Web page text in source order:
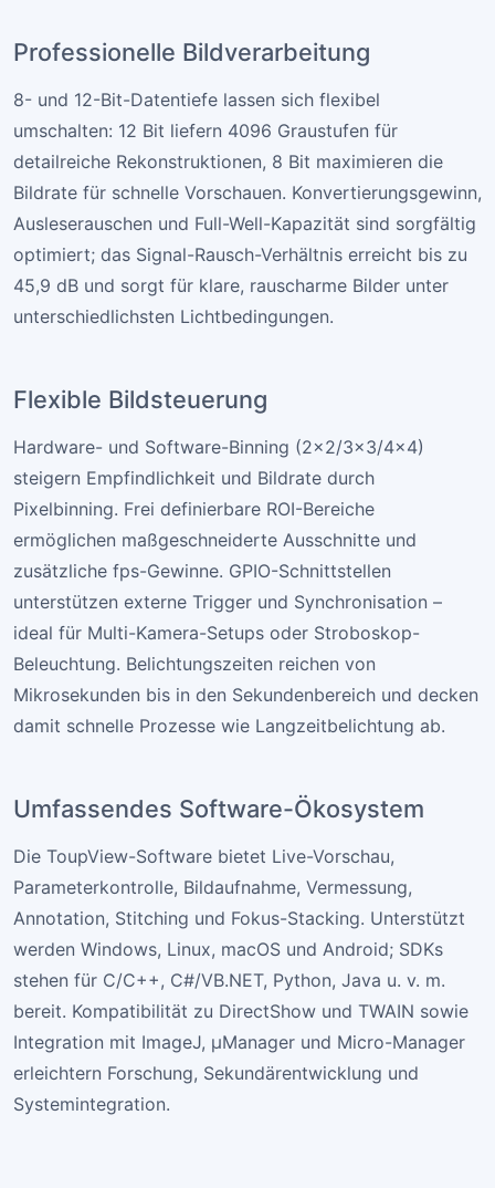
Professionelle Bildverarbeitung
8- und 12-Bit-Datentiefe lassen sich flexibel
umschalten: 12 Bit liefern 4096 Graustufen für
detailreiche Rekonstruktionen, 8 Bit maximieren die
Bildrate für schnelle Vorschauen. Konvertierungsgewinn,
Ausleserauschen und Full-Well-Kapazität sind sorgfältig
optimiert; das Signal-Rausch-Verhältnis erreicht bis zu
45,9 dB und sorgt für klare, rauscharme Bilder unter
unterschiedlichsten Lichtbedingungen.
Flexible Bildsteuerung
Hardware- und Software-Binning (2×2/3×3/4×4)
steigern Empfindlichkeit und Bildrate durch
Pixelbinning. Frei definierbare ROI-Bereiche
ermöglichen maßgeschneiderte Ausschnitte und
zusätzliche fps-Gewinne. GPIO-Schnittstellen
unterstützen externe Trigger und Synchronisation –
ideal für Multi-Kamera-Setups oder Stroboskop-
Beleuchtung. Belichtungszeiten reichen von
Mikrosekunden bis in den Sekundenbereich und decken
damit schnelle Prozesse wie Langzeitbelichtung ab.
Umfassendes Software-Ökosystem
Die ToupView-Software bietet Live-Vorschau,
Parameterkontrolle, Bildaufnahme, Vermessung,
Annotation, Stitching und Fokus-Stacking. Unterstützt
werden Windows, Linux, macOS und Android; SDKs
stehen für C/C++, C#/VB.NET, Python, Java u. v. m.
bereit. Kompatibilität zu DirectShow und TWAIN sowie
Integration mit ImageJ, µManager und Micro-Manager
erleichtern Forschung, Sekundärentwicklung und
Systemintegration.